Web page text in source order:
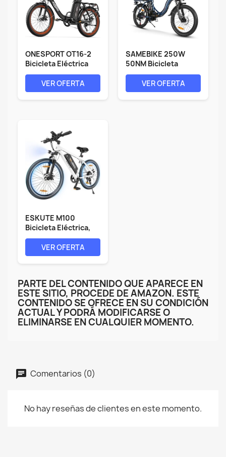
ONESPORT OT16-2
Bicicleta Eléctrica
Plegable,...
VER OFERTA
SAMEBIKE 250W
50NM Bicicleta
Eléctrica Adultos,...
VER OFERTA
ESKUTE M100
Bicicleta Eléctrica,
27.5"...
VER OFERTA
PARTE DEL CONTENIDO QUE APARECE EN
ESTE SITIO, PROCEDE DE AMAZON. ESTE
CONTENIDO SE OFRECE EN SU CONDICIÓN
ACTUAL Y PODRÁ MODIFICARSE O
ELIMINARSE EN CUALQUIER MOMENTO.
Comentarios (0)
No hay reseñas de clientes en este momento.